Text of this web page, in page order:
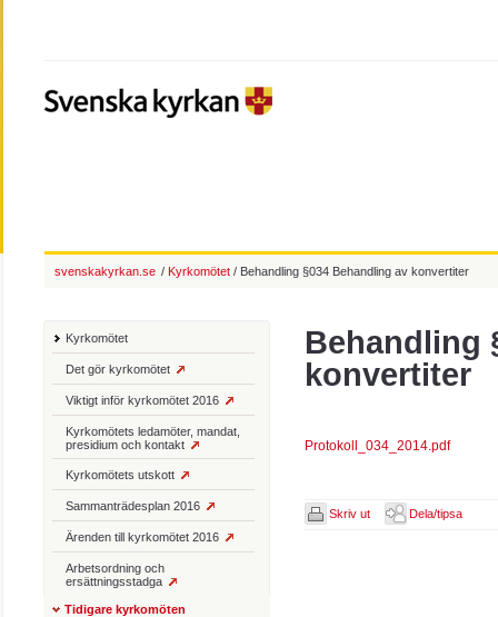
Behandling
konvertiter
Protokoll_034_2014.pdf
Skriv ut Dela/tipsa
Kyrkomötet
Det gör kyrkomötet
Viktigt inför kyrkomötet 2016
Kyrkomötets ledamöter, mandat,
presidium och kontakt
Kyrkomötets utskott
Sammanträdesplan 2016
Ärenden till kyrkomötet 2016
Arbetsordning och
ersättningsstadga
Tidigare kyrkomöten
svenskakyrkan.se / Kyrkomötet / Behandling §034 Behandling av konvertiter